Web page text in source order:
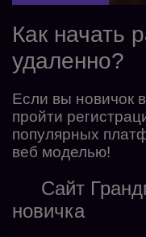
Как начать
удаленно?
Если вы новичок
пройти
популярных
веб моделью!
Сайт
новичка